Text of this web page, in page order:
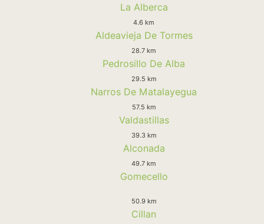
La Alberca
4.6 km
Aldeavieja De Tormes
28.7 km
Pedrosillo De Alba
29.5 km
Narros De Matalayegua
57.5 km
Valdastillas
39.3 km
Alconada
49.7 km
Gomecello
50.9 km
Cillan